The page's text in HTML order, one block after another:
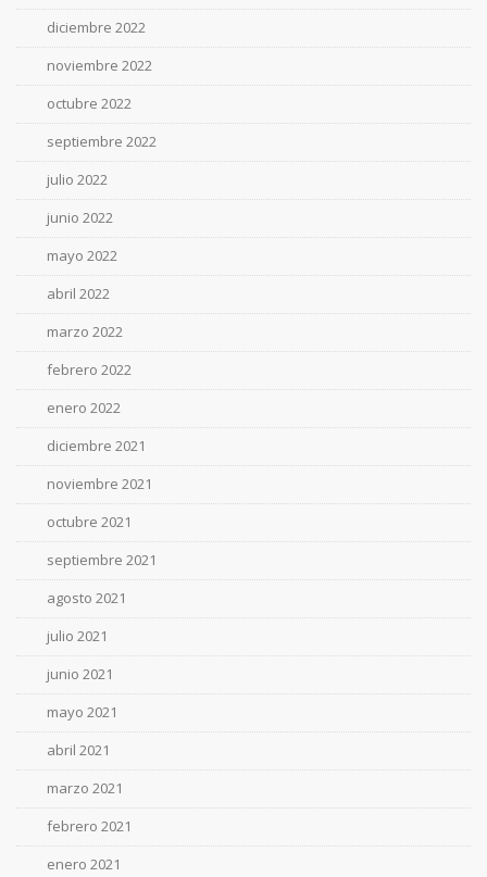
diciembre 2022
noviembre 2022
octubre 2022
septiembre 2022
julio 2022
junio 2022
mayo 2022
abril 2022
marzo 2022
febrero 2022
enero 2022
diciembre 2021
noviembre 2021
octubre 2021
septiembre 2021
agosto 2021
julio 2021
junio 2021
mayo 2021
abril 2021
marzo 2021
febrero 2021
enero 2021